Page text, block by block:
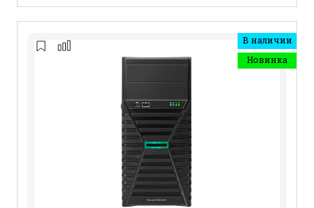
В наличии
Новинка